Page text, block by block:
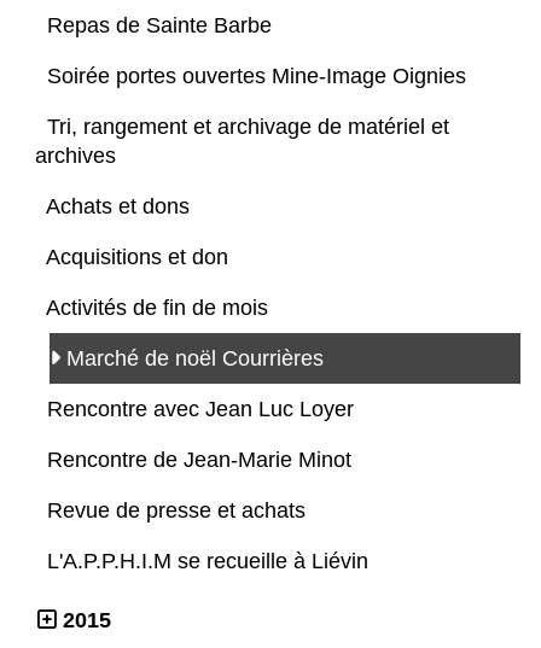
Repas de Sainte Barbe
Soirée portes ouvertes Mine-Image Oignies
Tri, rangement et archivage de matériel et
archives
Achats et dons
Acquisitions et don
Activités de fin de mois
Marché de noël Courrières
Rencontre avec Jean Luc Loyer
Rencontre de Jean-Marie Minot
Revue de presse et achats
L'A.P.P.H.I.M se recueille à Liévin
2015